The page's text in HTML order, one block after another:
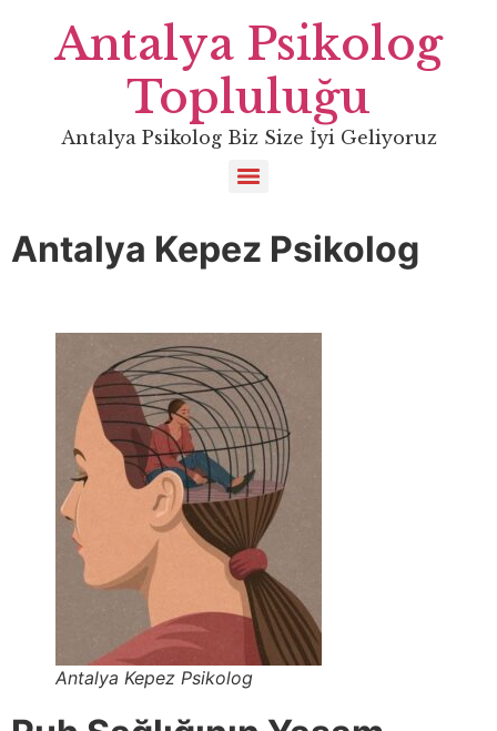
Antalya Psikolog
Topluluğu
Antalya Psikolog Biz Size İyi Geliyoruz
Antalya Kepez Psikolog
Antalya Kepez Psikolog